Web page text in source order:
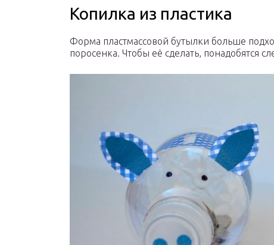
Копилка из пластика
Форма пластмассовой бутылки больше
поросенка. Чтобы её сделать, понадобятся